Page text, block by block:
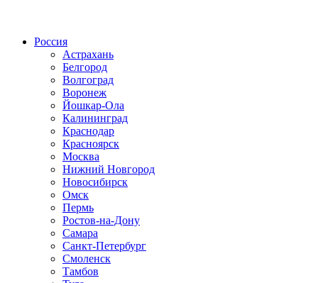
Россия
Астрахань
Белгород
Волгоград
Воронеж
Йошкар-Ола
Калининград
Краснодар
Красноярск
Москва
Нижний Новгород
Новосибирск
Омск
Пермь
Ростов-на-Дону
Самара
Санкт-Петербург
Смоленск
Тамбов